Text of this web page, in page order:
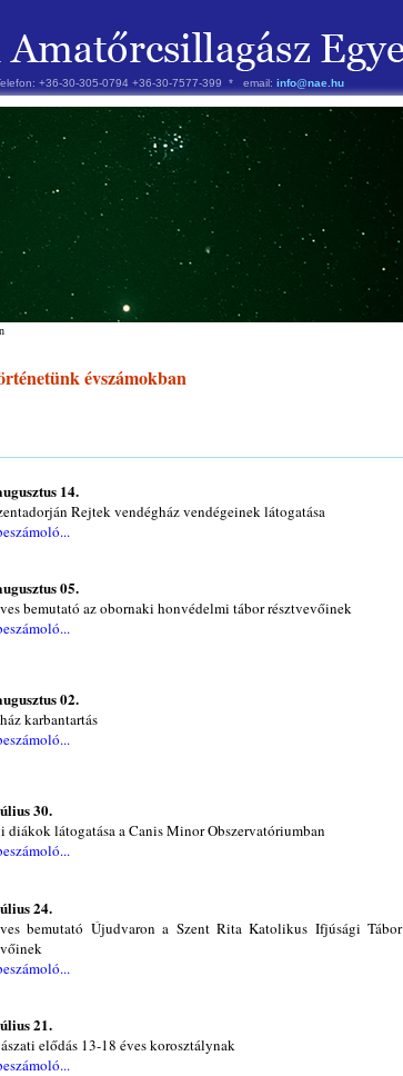
+36-30-305-0794 +36-30-7577-399 * email: info@nae.hu
évszámokban
14.
Rejtek vendégház vendégeinek látogatása
05.
bemutató az obornaki honvédelmi tábor résztvevőinek
02.
karbantartás
30.
diákok látogatása a Canis Minor Obszervatóriumban
24.
bemutató Újudvaron a Szent Rita Katolikus Ifjúsági Tábor
21.
elődás 13-18 éves korosztálynak